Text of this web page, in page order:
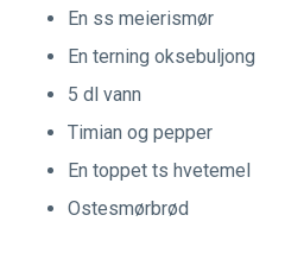
En ss meierismør
En terning oksebuljong
5 dl vann
Timian og pepper
En toppet ts hvetemel
Ostesmørbrød